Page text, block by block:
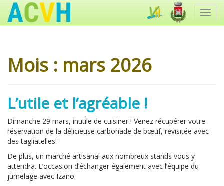
Mois : mars 2026
L’utile et l’agréable !
Dimanche 29 mars, inutile de cuisiner ! Venez récupérer votre
réservation de la délicieuse carbonade de bœuf, revisitée avec
des tagliatelles!
De plus, un marché artisanal aux nombreux stands vous y
attendra. L’occasion d’échanger également avec l’équipe du
jumelage avec Izano.